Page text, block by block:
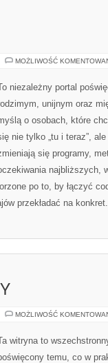
MOŻLIWOŚĆ
niezależny portal
unijnym oraz
o osobach, które
nie tylko „tu i teraz”,
się programy,
najbliższych,
po to, by łączyć
przekładać na
MOŻLIWOŚĆ
witryna to
temu, co w